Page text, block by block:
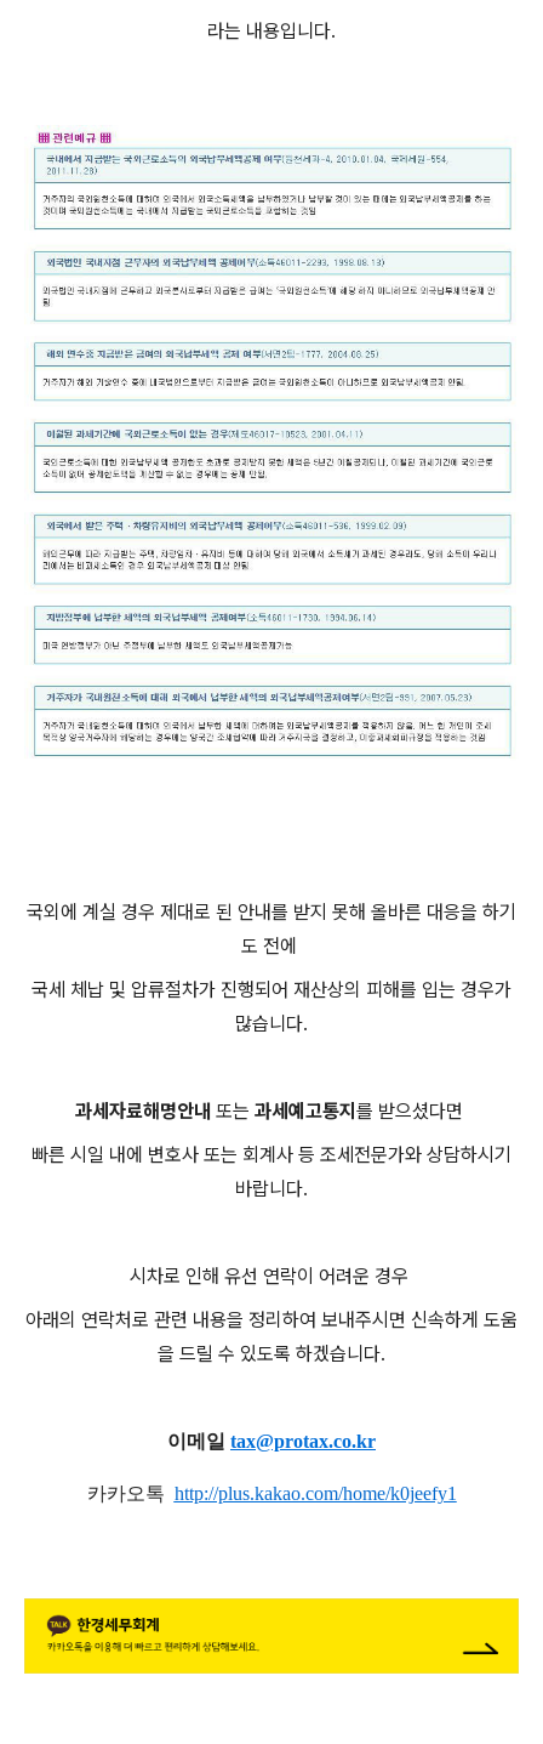
라는 내용입니다.
국외에 계실 경우 제대로 된 안내를 받지 못해 올바른 대응을 하기
도 전에
국세 체납 및 압류절차가 진행되어 재산상의 피해를 입는 경우가
많습니다.
과세자료해명안내 또는 과세예고통지 를 받으셨다면
빠른 시일 내에 변호사 또는 회계사 등 조세전문가와 상담하시기
바랍니다.
시차로 인해 유선 연락이 어려운 경우
아래의 연락처로 관련 내용을 정리하여 보내주시면 신속하게 도움
을 드릴 수 있도록 하겠습니다.
이메일 tax@protax.co.kr
카카오톡 http://plus.kakao.com/home/k0jeefy1